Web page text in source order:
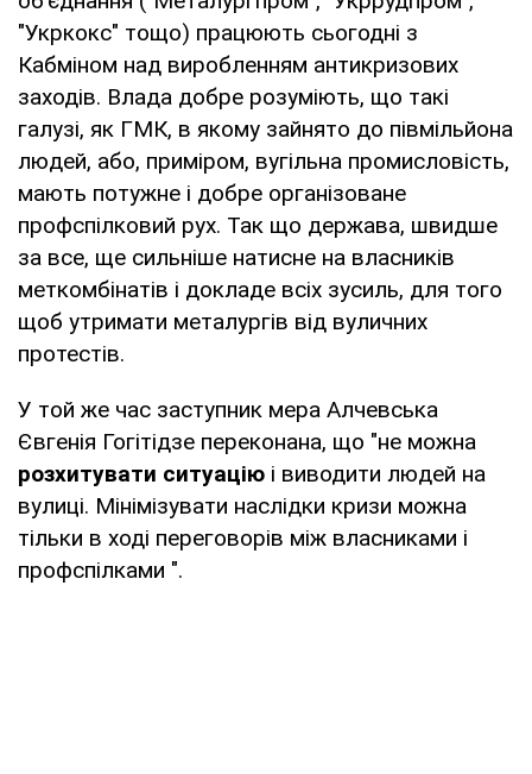
"Укркокс" тощо) працюють сьогодні з
Кабміном над виробленням антикризових
заходів. Влада добре розуміють, що такі
галузі, як ГМК, в якому зайнято до півмільйона
людей, або, приміром, вугільна промисловість,
мають потужне і добре організоване
профспілковий рух. Так що держава, швидше
за все, ще сильніше натисне на власників
меткомбінатів і докладе всіх зусиль, для того
щоб утримати металургів від вуличних
протестів.
У той же час заступник мера Алчевська
Євгенія Гогітідзе переконана, що "не можна
розхитувати ситуацію і виводити людей на
вулиці. Мінімізувати наслідки кризи можна
тільки в ході переговорів між власниками і
профспілками ".